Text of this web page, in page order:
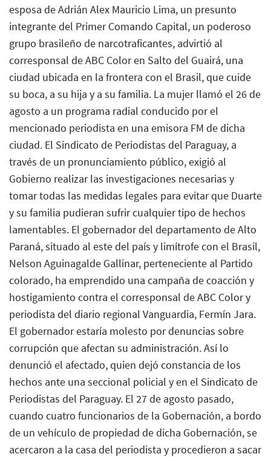
esposa de Adrián Alex Mauricio Lima, un presunto
integrante del Primer Comando Capital, un poderoso
grupo brasileño de narcotraficantes, advirtió al
corresponsal de ABC Color en Salto del Guairá, una
ciudad ubicada en la frontera con el Brasil, que cuide
su boca, a su hija y a su familia. La mujer llamó el 26 de
agosto a un programa radial conducido por el
mencionado periodista en una emisora FM de dicha
ciudad. El Sindicato de Periodistas del Paraguay, a
través de un pronunciamiento público, exigió al
Gobierno realizar las investigaciones necesarias y
tomar todas las medidas legales para evitar que Duarte
y su familia pudieran sufrir cualquier tipo de hechos
lamentables. El gobernador del departamento de Alto
Paraná, situado al este del país y limítrofe con el Brasil,
Nelson Aguinagalde Gallinar, perteneciente al Partido
colorado, ha emprendido una campaña de coacción y
hostigamiento contra el corresponsal de ABC Color y
periodista del diario regional Vanguardia, Fermín Jara.
El gobernador estaría molesto por denuncias sobre
corrupción que afectan su administración. Así lo
denunció el afectado, quien dejó constancia de los
hechos ante una seccional policial y en el Sindicato de
Periodistas del Paraguay. El 27 de agosto pasado,
cuando cuatro funcionarios de la Gobernación, a bordo
de un vehículo de propiedad de dicha Gobernación, se
acercaron a la casa del periodista y procedieron a sacar